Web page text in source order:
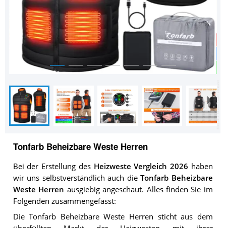
Tonfarb Beheizbare Weste Herren
Bei der Erstellung des Heizweste Vergleich 2026 haben
wir uns selbstverständlich auch dieTonfarb Beheizbare
Weste Herren ausgiebig angeschaut. Alles finden Sie im
Folgenden zusammengefasst:
Die Tonfarb Beheizbare Weste Herren sticht aus dem